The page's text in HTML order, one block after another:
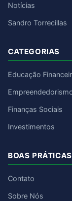
Notícias
Sandro Torrecillas
CATEGORIAS
Educação
Finanças Sociais
Investimentos
BOAS PRÁTICAS
Contato
Sobre Nós